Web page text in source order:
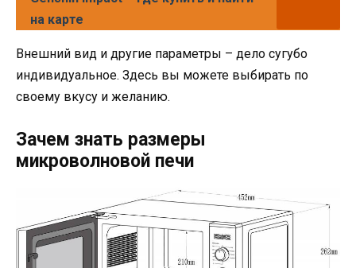
на карте
Внешний вид и другие параметры – дело сугубо
индивидуальное. Здесь вы можете выбирать по
своему вкусу и желанию.
Зачем знать размеры
микроволновой печи